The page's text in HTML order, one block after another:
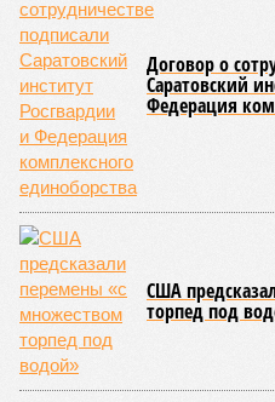
Договор о
Саратовский
Федерация
США
торпед под